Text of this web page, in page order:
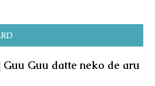
Guu datte neko de aru